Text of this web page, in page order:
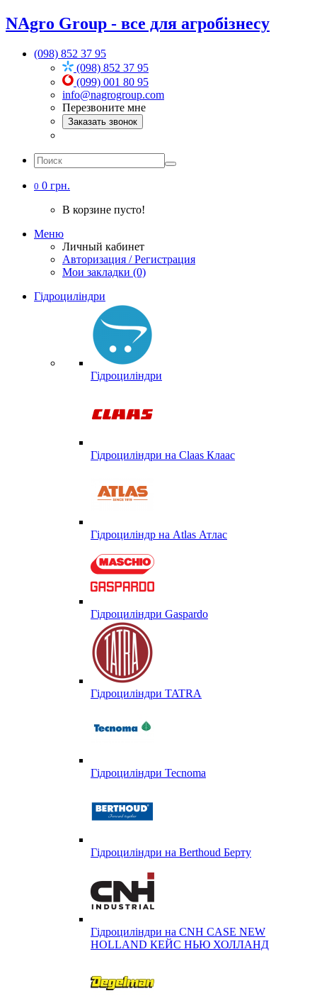
NAgro Group - все для агробізнесу
(098) 852 37 95
(098) 852 37 95
(099) 001 80 95
info@nagrogroup.com
Перезвоните мне
Заказать звонок
0 0 грн.
В корзине пусто!
Меню
Личный кабинет
Авторизация / Регистрация
Мои закладки (0)
Гідроциліндри
Гідроциліндри
Гідроциліндри на Claas Клаас
Гідроциліндр на Atlas Атлас
Гідроциліндри Gaspardo
Гідроциліндри TATRA
Гідроциліндри Tecnoma
Гідроциліндри на Berthoud Берту
Гідроциліндри на CNH CASE NEW
HOLLAND КЕЙС НЬЮ ХОЛЛАНД